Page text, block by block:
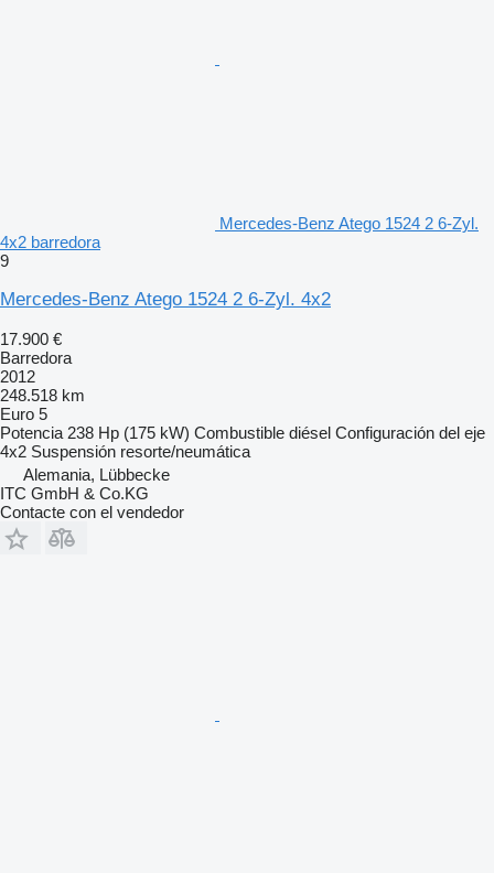
Mercedes-Benz Atego 1524 2 6-Zyl.
4x2 barredora
9
Mercedes-Benz Atego 1524 2 6-Zyl. 4x2
17.900 €
Barredora
2012
248.518 km
Euro 5
Potencia 238 Hp (175 kW) Combustible diésel Configuración del eje
4x2 Suspensión resorte/neumática
Alemania, Lübbecke
ITC GmbH & Co.KG
Contacte con el vendedor